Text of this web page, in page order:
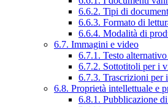
6.6.2. Tipi di
6.6.3. Formato di
6.6.4. Modalità di
6.7. Immagini e video
6.7.1. Testo
6.7.2. Sottotitoli per i
6.7.3. Trascrizioni per
6.8. Proprietà intellettuale e
6.8.1. Pubblicazione